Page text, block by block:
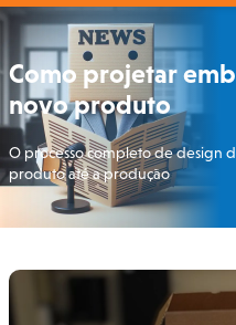
Como projetar
novo produto
O processo completo de design
produto até a produção